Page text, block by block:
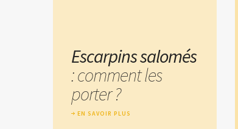
Escarpins salomés
: comment les
porter ?
EN SAVOIR PLUS